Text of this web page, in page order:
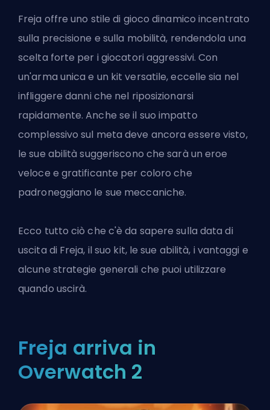
Freja offre uno stile di gioco dinamico incentrato
sulla precisione e sulla mobilità, rendendola una
scelta forte per i giocatori aggressivi. Con
un'arma unica e un kit versatile, eccelle sia nel
infliggere danni che nel riposizionarsi
rapidamente. Anche se il suo impatto
complessivo sul meta deve ancora essere visto,
le sue abilità suggeriscono che sarà un eroe
veloce e gratificante per coloro che
padroneggiano le sue meccaniche.
Ecco tutto ciò che c'è da sapere sulla data di
uscita di Freja, il suo kit, le sue abilità, i vantaggi e
alcune strategie generali che puoi utilizzare
quando uscirà.
Freja arriva in
Overwatch 2